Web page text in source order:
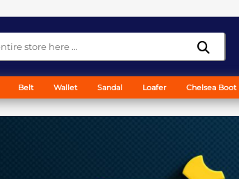
Belt Wallet Sandal Loafer Chelsea Boot